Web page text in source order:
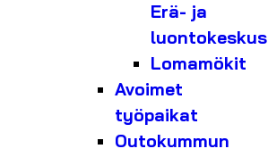
Erä- ja
luontokeskus
Lomamökit
Avoimet
työpaikat
Outokummun